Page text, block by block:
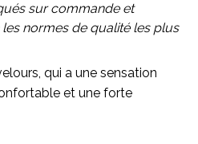
sur commande et
normes de qualité les plus
qui a une sensation
et une forte